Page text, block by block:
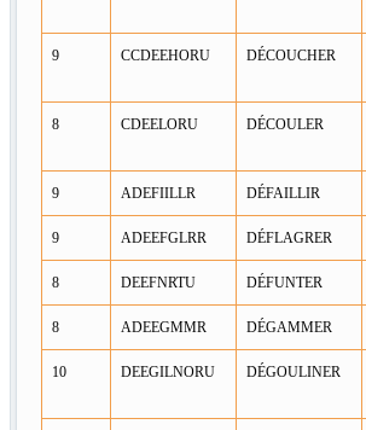
9 CCDEEHORU DÉCOUCHER
8 CDEELORU DÉCOULER
9 ADEFIILLR DÉFAILLIR
9 ADEEFGLRR DÉFLAGRER
8 DEEFNRTU DÉFUNTER
8 ADEEGMMR DÉGAMMER
10 DEEGILNORU DÉGOULINER